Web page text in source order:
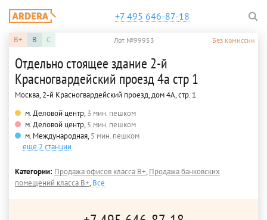
+7 495 646-87-18
B+ B C Лот №99953 Без комиссии
Отдельно стоящее здание 2-й
Красногвардейский проезд 4а стр 1
Москва, 2-й Красногвардейский проезд, дом 4А, стр. 1
м. Деловой центр,3 мин. пешком
м. Деловой центр,5 мин. пешком
м. Международная,5 мин. пешком
еще 2 станции
Категории: Продажа офисов класса B+,Продажа банковских
помещений класса B+,Все